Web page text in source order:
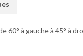
60° à gauche à 45° à